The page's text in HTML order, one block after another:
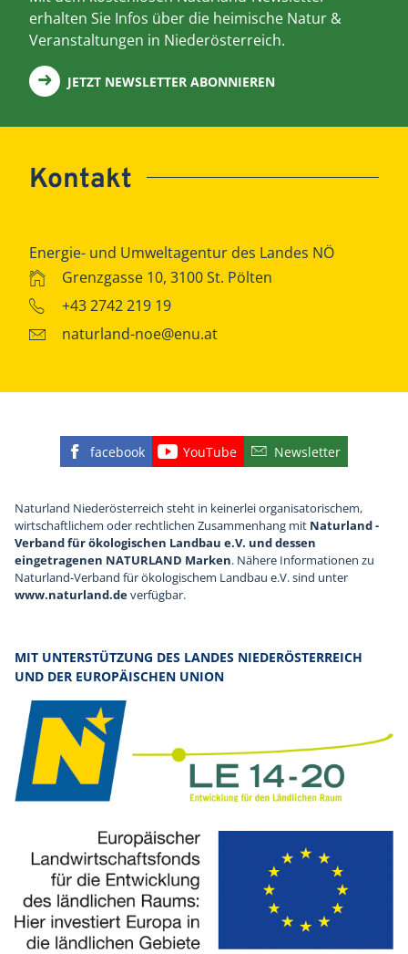
erhalten Sie Infos über die heimische Natur &
Veranstaltungen in Niederösterreich.
JETZT NEWSLETTER ABONNIEREN
Kontakt
Energie- und Umweltagentur des Landes NÖ
Grenzgasse 10, 3100 St. Pölten
+43 2742 219 19
naturland-noe@enu.at
Finden Sie die eNu auf Facebook
facebook Besuchen Sie den
YouTube Abonnieren Sie
Newsletter
Naturland Niederösterreich steht in keinerlei organisatorischem,
wirtschaftlichem oder rechtlichen Zusammenhang mit Naturland -
Verband für ökologischen Landbau e.V. und dessen
eingetragenen NATURLAND Marken. Nähere Informationen zu
Naturland-Verband für ökologischem Landbau e.V. sind unter
www.naturland.deverfügbar.
MIT UNTERSTÜTZUNG DES LANDES NIEDERÖSTERREICH
UND DER EUROPÄISCHEN UNION